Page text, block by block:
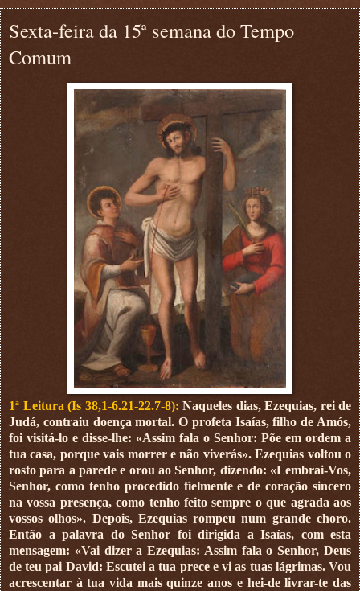
Sexta-feira da 15ª semana do Tempo
Comum
1ª Leitura (Is 38,1-6.21-22.7-8): Naqueles dias, Ezequias, rei de
Judá, contraiu doença mortal. O profeta Isaías, filho de Amós,
foi visitá-lo e disse-lhe: «Assim fala o Senhor: Põe em ordem a
tua casa, porque vais morrer e não viverás». Ezequias voltou o
rosto para a parede e orou ao Senhor, dizendo: «Lembrai-Vos,
Senhor, como tenho procedido fielmente e de coração sincero
na vossa presença, como tenho feito sempre o que agrada aos
vossos olhos». Depois, Ezequias rompeu num grande choro.
Então a palavra do Senhor foi dirigida a Isaías, com esta
mensagem: «Vai dizer a Ezequias: Assim fala o Senhor, Deus
de teu pai David: Escutei a tua prece e vi as tuas lágrimas. Vou
acrescentar à tua vida mais quinze anos e hei-de livrar-te das